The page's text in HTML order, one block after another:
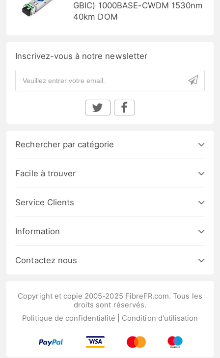
GBIC) 1000BASE-CWDM 1530nm
40km DOM
Inscrivez-vous à notre newsletter
Rechercher par catégorie
Facile à trouver
Service Clients
Information
Contactez nous
Copyright et copie 2005-2025 FibreFR.com. Tous les
droits sont réservés.
Politique de confidentialité
Condition d'utilisation